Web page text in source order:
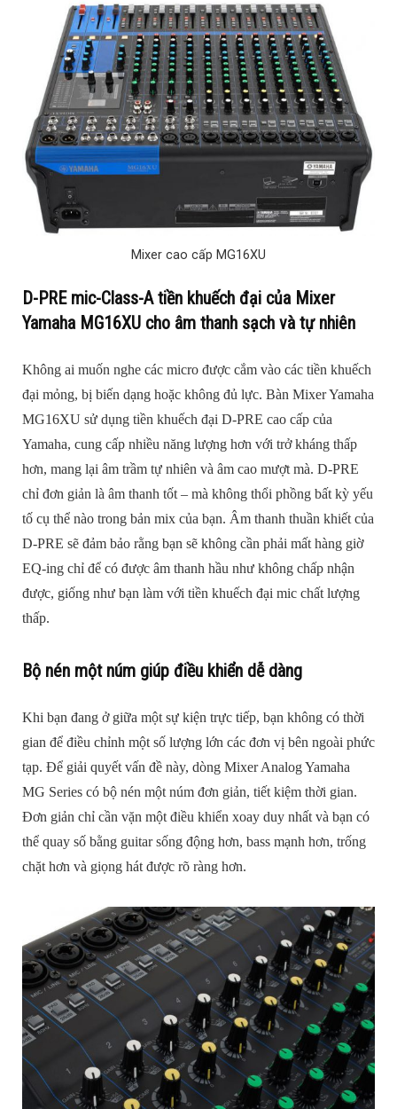
Mixer cao cấp MG16XU
D-PRE mic-Class-A tiền khuếch đại của Mixer
Yamaha MG16XU cho âm thanh sạch và tự nhiên
Không ai muốn nghe các micro được cắm vào các tiền khuếch
đại mỏng, bị biến dạng hoặc không đủ lực. Bàn Mixer Yamaha
MG16XU sử dụng tiền khuếch đại D-PRE cao cấp của
Yamaha, cung cấp nhiều năng lượng hơn với trở kháng thấp
hơn, mang lại âm trầm tự nhiên và âm cao mượt mà. D-PRE
chỉ đơn giản là âm thanh tốt – mà không thổi phồng bất kỳ yếu
tố cụ thể nào trong bản mix của bạn. Âm thanh thuần khiết của
D-PRE sẽ đảm bảo rằng bạn sẽ không cần phải mất hàng giờ
EQ-ing chỉ để có được âm thanh hầu như không chấp nhận
được, giống như bạn làm với tiền khuếch đại mic chất lượng
thấp.
Bộ nén một núm giúp điều khiển dễ dàng
Khi bạn đang ở giữa một sự kiện trực tiếp, bạn không có thời
gian để điều chỉnh một số lượng lớn các đơn vị bên ngoài phức
tạp. Để giải quyết vấn đề này, dòng Mixer Analog Yamaha
MG Series có bộ nén một núm đơn giản, tiết kiệm thời gian.
Đơn giản chỉ cần vặn một điều khiển xoay duy nhất và bạn có
thể quay số bằng guitar sống động hơn, bass mạnh hơn, trống
chặt hơn và giọng hát được rõ ràng hơn.